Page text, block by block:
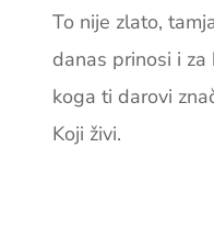
To nije zlato,
danas prinosi i za
koga ti darovi
Koji živi.